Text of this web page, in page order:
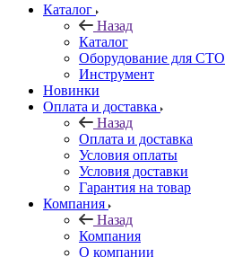
Каталог
Назад
Каталог
Оборудование для СТО
Инструмент
Новинки
Оплата и доставка
Назад
Оплата и доставка
Условия оплаты
Условия доставки
Гарантия на товар
Компания
Назад
Компания
О компании